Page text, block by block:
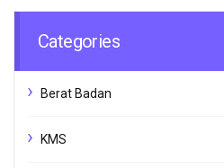
Categories
Berat Badan
KMS